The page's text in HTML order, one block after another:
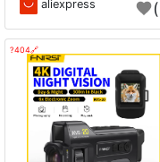
aliexpress
🔗404?